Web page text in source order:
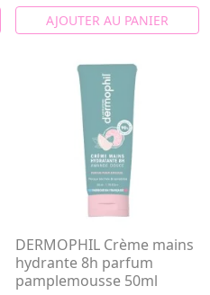
AJOUTER AU PANIER
DERMOPHIL Crème mains
hydrante 8h parfum
pamplemousse 50ml